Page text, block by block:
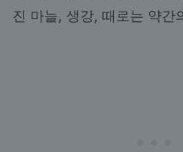
진 마늘, 생강, 때로는 약간